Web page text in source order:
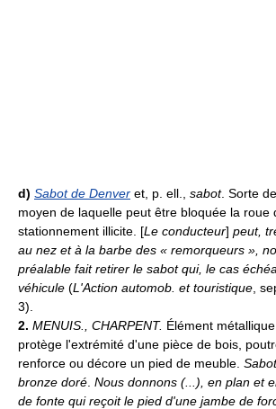
d) Sabot de Denver et, p. ell., sabot. Sorte
moyen de laquelle peut être bloquée la roue
stationnement illicite. [Le conducteur] peut,
au nez et à la barbe des « remorqueurs »,
préalable fait retirer le sabot qui, le cas
véhicule (L'Action automob. et touristique ,
3).
2. MENUIS., CHARPENT. Élément
protège l'extrémité d'une pièce de bois,
renforce ou décore un pied de meuble.
bronze doré Nous donnons (...), en plan et
de fonte qui reçoit le pied d'une jambe de